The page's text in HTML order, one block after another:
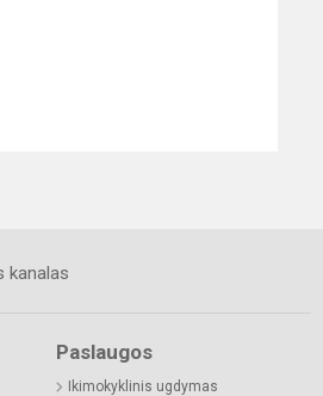
kanalas
Paslaugos
Ikimokyklinis ugdymas